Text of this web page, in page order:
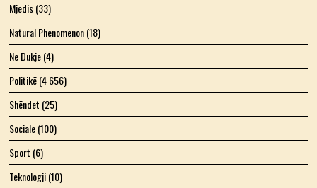
Mjedis(33)
Natural Phenomenon(18)
Ne Dukje(4)
Politikë(4 656)
Shëndet (25)
Sociale(100)
Sport (6)
Teknologji(10)